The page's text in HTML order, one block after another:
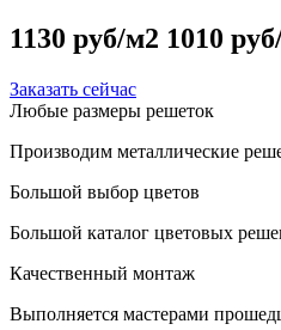
1130 руб/м2 1010
Заказать сейчас
Любые размеры решеток
Производим металлические
Большой выбор цветов
Большой каталог цветовых
Качественный монтаж
Выполняется мастерами